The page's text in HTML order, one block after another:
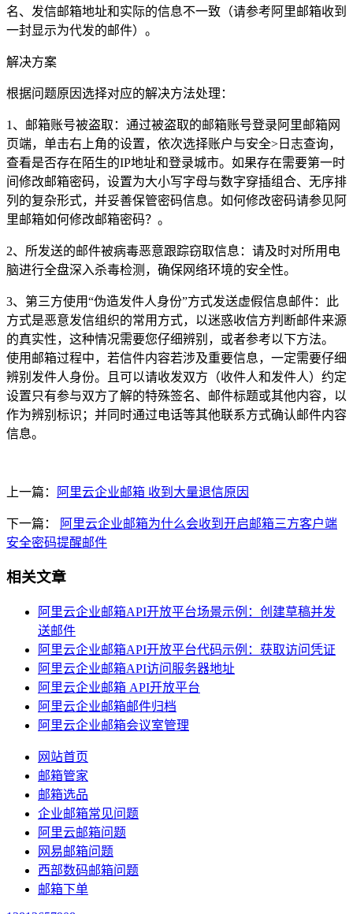
名、发信邮箱地址和实际的信息不一致（请参考阿里邮箱收到
一封显示为代发的邮件）。
解决方案
根据问题原因选择对应的解决方法处理：
1、邮箱账号被盗取：通过被盗取的邮箱账号登录阿里邮箱网
页端，单击右上角的设置，依次选择账户与安全>日志查询，
查看是否存在陌生的IP地址和登录城市。如果存在需要第一时
间修改邮箱密码，设置为大小写字母与数字穿插组合、无序排
列的复杂形式，并妥善保管密码信息。如何修改密码请参见阿
里邮箱如何修改邮箱密码？。
2、所发送的邮件被病毒恶意跟踪窃取信息：请及时对所用电
脑进行全盘深入杀毒检测，确保网络环境的安全性。
3、第三方使用“伪造发件人身份”方式发送虚假信息邮件：此
方式是恶意发信组织的常用方式，以迷惑收信方判断邮件来源
的真实性，这种情况需要您仔细辨别，或者参考以下方法。
使用邮箱过程中，若信件内容若涉及重要信息，一定需要仔细
辨别发件人身份。且可以请收发双方（收件人和发件人）约定
设置只有参与双方了解的特殊签名、邮件标题或其他内容，以
作为辨别标识；并同时通过电话等其他联系方式确认邮件内容
信息。
上一篇： 阿里云企业邮箱 收到大量退信原因
下一篇：
阿里云企业邮箱为什么会收到开启邮箱三方客户端
安全密码提醒邮件
相关文章
阿里云企业邮箱API开放平台场景示例：创建草稿并发
送邮件
阿里云企业邮箱API开放平台代码示例：获取访问凭证
阿里云企业邮箱API访问服务器地址
阿里云企业邮箱 API开放平台
阿里云企业邮箱邮件归档
阿里云企业邮箱会议室管理
网站首页
邮箱管家
邮箱选品
企业邮箱常见问题
阿里云邮箱问题
网易邮箱问题
西部数码邮箱问题
邮箱下单